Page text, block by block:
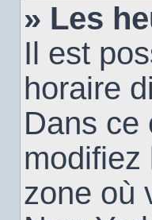
» Les
Il est
horaire
Dans
modifiez
zone où